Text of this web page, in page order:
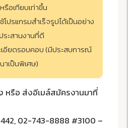
อเทียบเท่าขึ้น
โปรแกรมสำเร็จรูปได้เป็นอย่าง
ระสานงานที่ดี
อียดรอบคอบ (มีประสบการณ์
เป็นพิเศษ)
หรือ ส่งอีเมล์สมัครงานมาที่
02-743-8888 #3100 –